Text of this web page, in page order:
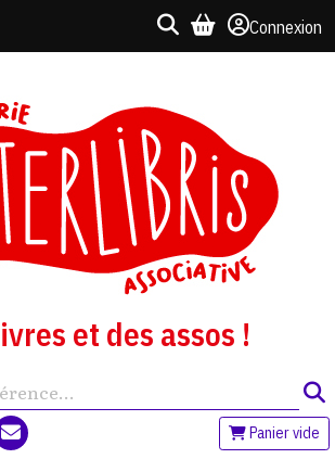
Connexion
et des assos !
Panier vide